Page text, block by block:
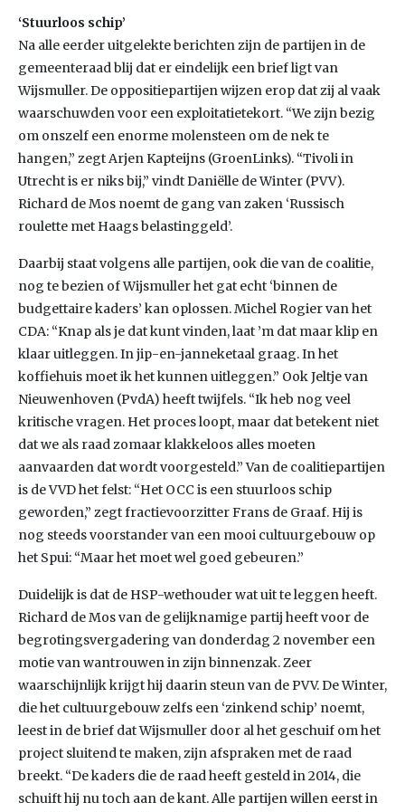
‘Stuurloos schip’
Na alle eerder uitgelekte berichten zijn de partijen in de
gemeenteraad blij dat er eindelijk een brief ligt van
Wijsmuller. De oppositiepartijen wijzen erop dat zij al vaak
waarschuwden voor een exploitatietekort. “We zijn bezig
om onszelf een enorme molensteen om de nek te
hangen,” zegt Arjen Kapteijns (GroenLinks). “Tivoli in
Utrecht is er niks bij,” vindt Daniëlle de Winter (PVV).
Richard de Mos noemt de gang van zaken ‘Russisch
roulette met Haags belastinggeld’.
Daarbij staat volgens alle partijen, ook die van de coalitie,
nog te bezien of Wijsmuller het gat echt ‘binnen de
budgettaire kaders’ kan oplossen. Michel Rogier van het
CDA: “Knap als je dat kunt vinden, laat ’m dat maar klip en
klaar uitleggen. In jip-en-janneketaal graag. In het
koffiehuis moet ik het kunnen uitleggen.” Ook Jeltje van
Nieuwenhoven (PvdA) heeft twijfels. “Ik heb nog veel
kritische vragen. Het proces loopt, maar dat betekent niet
dat we als raad zomaar klakkeloos alles moeten
aanvaarden dat wordt voorgesteld.” Van de coalitiepartijen
is de VVD het felst: “Het OCC is een stuurloos schip
geworden,” zegt fractievoorzitter Frans de Graaf. Hij is
nog steeds voorstander van een mooi cultuurgebouw op
het Spui: “Maar het moet wel goed gebeuren.”
Duidelijk is dat de HSP-wethouder wat uit te leggen heeft.
Richard de Mos van de gelijknamige partij heeft voor de
begrotingsvergadering van donderdag 2 november een
motie van wantrouwen in zijn binnenzak. Zeer
waarschijnlijk krijgt hij daarin steun van de PVV. De Winter,
die het cultuurgebouw zelfs een ‘zinkend schip’ noemt,
leest in de brief dat Wijsmuller door al het geschuif om het
project sluitend te maken, zijn afspraken met de raad
breekt. “De kaders die de raad heeft gesteld in 2014, die
schuift hij nu toch aan de kant. Alle partijen willen eerst in